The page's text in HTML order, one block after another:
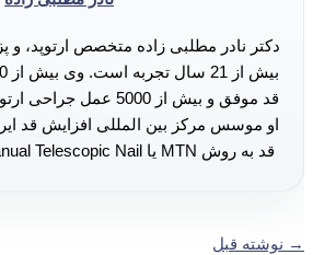
دکتر نادر مطلبی زاده متخصص ارتوپد، و
قد موفق و بیش از 5000 عمل
او موسس مرکز بین المللی افزایش قد
قد به روش MTN یا Manual Telescopic Nail را ابداع کرده است.
→نوشته قبل